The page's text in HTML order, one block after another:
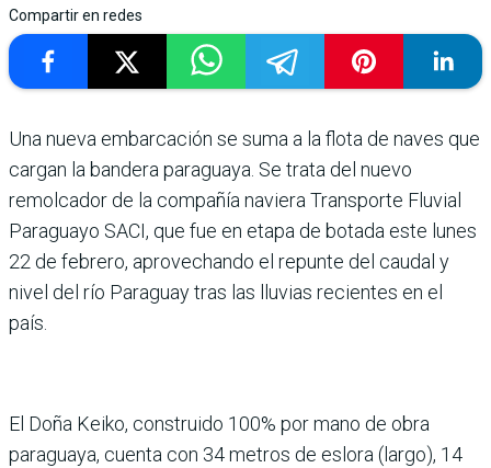
Compartir en redes
Una nueva embarcación se suma a la flota de naves que
cargan la bandera paraguaya. Se trata del nuevo
remolcador de la compañía naviera Transporte Fluvial
Paraguayo SACI, que fue en etapa de botada este lunes
22 de febrero, aprovechando el repunte del caudal y
nivel del río Paraguay tras las lluvias recientes en el
país.
El Doña Keiko, construido 100% por mano de obra
paraguaya, cuenta con 34 metros de eslora (largo), 14